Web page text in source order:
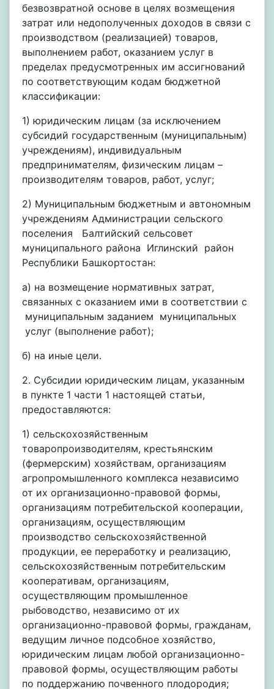
безвозвратной основе в целях возмещения
затрат или недополученных доходов в связи с
производством (реализацией) товаров,
выполнением работ, оказанием услуг в
пределах предусмотренных им ассигнований
по соответствующим кодам бюджетной
классификации:
1) юридическим лицам (за исключением
субсидий государственным (муниципальным)
учреждениям), индивидуальным
предпринимателям, физическим лицам –
производителям товаров, работ, услуг;
2) Муниципальным бюджетным и автономным
учреждениям Администрации сельского
поселения Балтийский сельсовет
муниципального района Иглинский район
Республики Башкортостан:
а) на возмещение нормативных затрат,
связанных с оказанием ими в соответствии с
муниципальным заданием муниципальных
услуг (выполнение работ);
б) на иные цели.
2. Субсидии юридическим лицам, указанным
в пункте 1 части 1 настоящей статьи,
предоставляются:
1) сельскохозяйственным
товаропроизводителям, крестьянским
(фермерским) хозяйствам, организациям
агропромышленного комплекса независимо
от их организационно-правовой формы,
организациям потребительской кооперации,
организациям, осуществляющим
производство сельскохозяйственной
продукции, ее переработку и реализацию,
сельскохозяйственным потребительским
кооперативам, организациям,
осуществляющим промышленное
рыбоводство, независимо от их
организационно-правовой формы, гражданам,
ведущим личное подсобное хозяйство,
юридическим лицам любой организационно-
правовой формы, осуществляющим работы
по поддержанию почвенного плодородия;